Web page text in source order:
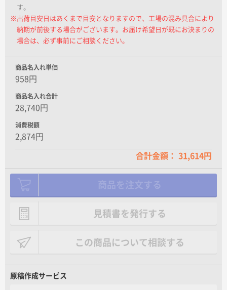
す。
※出荷目安日はあくまで目安となりますので、工場の混み具合により
納期が前後する場合がございます。お届け希望日が既にお決まりの
場合は、必ず事前にご相談ください。
商品名入れ単価
958円
商品名入れ合計
28,740円
消費税額
2,874円
合計金額： 31,614円
見積書を発行する
この商品について相談する
原稿作成サービス